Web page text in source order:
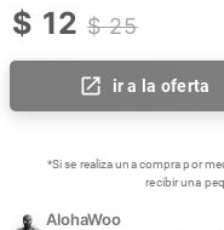
$ 12 $25
ir a la oferta
*Si se realiza una compra por
recibir una
AlohaWoo